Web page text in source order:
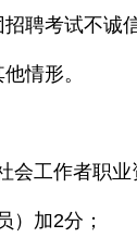
聘考试不诚
情形。
会工作者职
）加2分；